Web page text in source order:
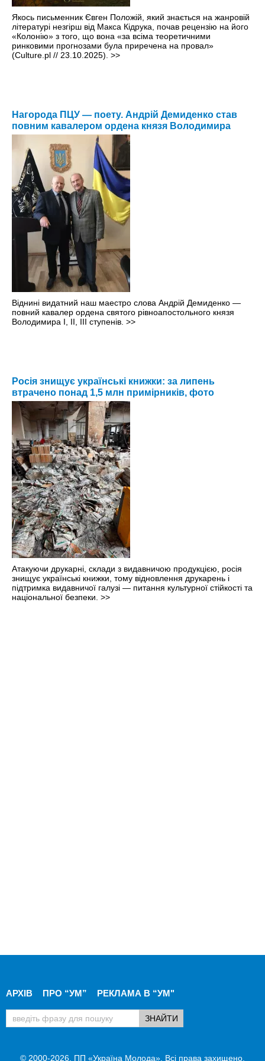
Якось письменник Євген Положій, який знається на жанровій
літературі незгірш від Макса Кідрука, почав рецензію на його
«Колонію» з того, що вона «за всіма теоретичними
ринковими прогнозами була приречена на провал»
(Culture.pl // 23.10.2025). >>
Нагорода ПЦУ — поету. Андрій Демиденко став
повним кавалером ордена князя Володимира
Віднині видатний наш маестро слова Андрій Демиденко —
повний кавалер ордена святого рівноапостольного князя
Володимира І, ІІ, ІІІ ступенів. >>
Росія знищує українські книжки: за липень
втрачено понад 1,5 млн примірників, фото
Атакуючи друкарні, склади з видавничою продукцією, росія
знищує українські книжки, тому відновлення друкарень і
підтримка видавничої галузі — питання культурної стійкості та
національної безпеки. >>
АРХІВ ПРО “УМ” РЕКЛАМА В “УМ"
© 2000-2026, ПП «Україна Молода». Всі права захищено.